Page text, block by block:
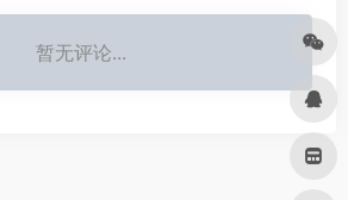
暂无评论...